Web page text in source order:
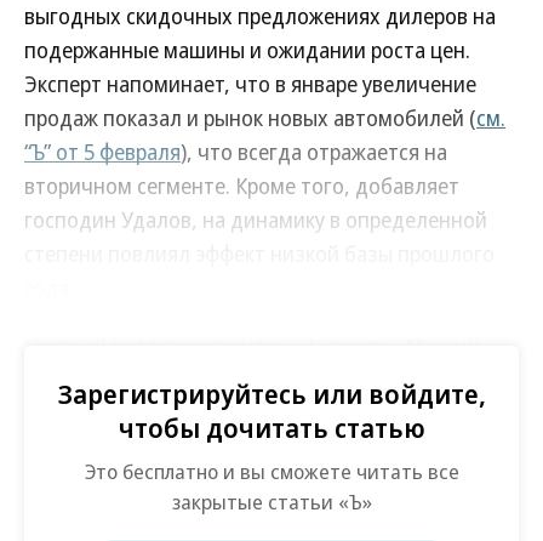
выгодных скидочных предложениях дилеров на
подержанные машины и ожидании роста цен.
Эксперт напоминает, что в январе увеличение
продаж показал и рынок новых автомобилей (см.
“Ъ” от 5 февраля), что всегда отражается на
вторичном сегменте. Кроме того, добавляет
господин Удалов, на динамику в определенной
Кадаков полагает, что рост вторичного рынка,
вероятно, демонстрирует тенденцию снижения
покупательной способности. «У людей нет денег,
они начинают активнее покупать машины
сегмента б/у»,— поясняет он. Эксперт считает,
Зарегистрируйтесь или войдите,
чтобы дочитать статью
Это бесплатно и вы сможете читать все
закрытые статьи «Ъ»